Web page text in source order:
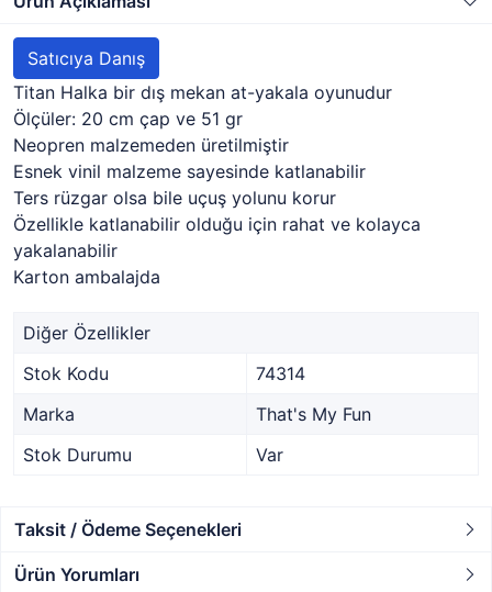
Satıcıya Danış
Titan Halka bir dış mekan at-yakala oyunudur
Ölçüler: 20 cm çap ve 51 gr
Neopren malzemeden üretilmiştir
Esnek vinil malzeme sayesinde katlanabilir
Ters rüzgar olsa bile uçuş yolunu korur
Özellikle katlanabilir olduğu için rahat ve kolayca
yakalanabilir
Karton ambalajda
Diğer Özellikler
Stok Kodu
74314
Marka
That's My Fun
Stok Durumu
Var
Taksit / Ödeme Seçenekleri
Ürün Yorumları